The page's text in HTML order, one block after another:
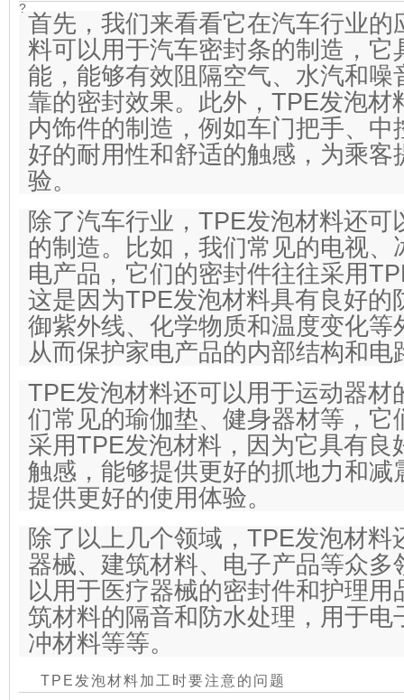
?
首先，我们来看看它在汽车行业的
料可以用于汽车密封条的制造，它
能，能够有效阻隔空气、水汽和噪
靠的密封效果。此外，TPE发泡材
内饰件的制造，例如车门把手、中
好的耐用性和舒适的触感，为乘客
验。
除了汽车行业，TPE发泡材料还可
的制造。比如，我们常见的电视、
电产品，它们的密封件往往采用
这是因为TPE发泡材料具有良好的
御紫外线、化学物质和温度变化等
从而保护家电产品的内部结构和电
TPE发泡材料还可以用于运动器材
们常见的瑜伽垫、健身器材等，它
采用TPE发泡材料，因为它具有良
触感，能够提供更好的抓地力和减
提供更好的使用体验。
除了以上几个领域，TPE发泡材料
器械、建筑材料、电子产品等众多
以用于医疗器械的密封件和护理用
筑材料的隔音和防水处理，用于电
冲材料等等。
TPE发泡材料加工时要注意的问题